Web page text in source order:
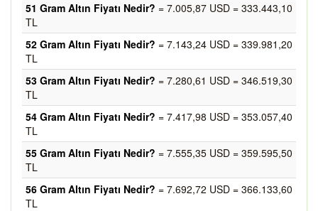
51 Gram Altın Fiyatı Nedir? = 7.005,87 USD = 333.443,10
TL
52 Gram Altın Fiyatı Nedir? = 7.143,24 USD = 339.981,20
TL
53 Gram Altın Fiyatı Nedir? = 7.280,61 USD = 346.519,30
TL
54 Gram Altın Fiyatı Nedir? = 7.417,98 USD = 353.057,40
TL
55 Gram Altın Fiyatı Nedir? = 7.555,35 USD = 359.595,50
TL
56 Gram Altın Fiyatı Nedir? = 7.692,72 USD = 366.133,60
TL